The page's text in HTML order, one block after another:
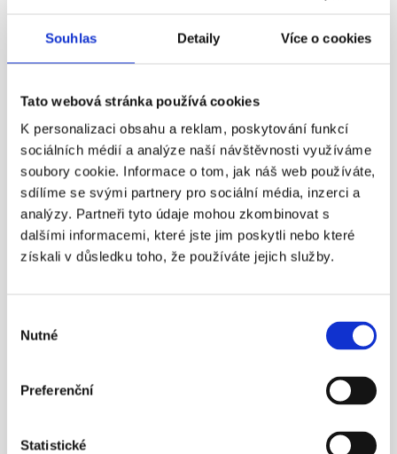
Souhlas Detaily Více o cookies
Tato webová stránka používá cookies
K personalizaci obsahu a reklam, poskytování funkcí
sociálních médií a analýze naší návštěvnosti využíváme
soubory cookie. Informace o tom, jak náš web používáte,
sdílíme se svými partnery pro sociální média, inzerci a
analýzy. Partneři tyto údaje mohou zkombinovat s
dalšími informacemi, které jste jim poskytli nebo které
získali v důsledku toho, že používáte jejich služby.
souhlasu
Nutné
Preferenční
Statistické
¶
Státní důchod? Důchodový věk
nestačí!
Nezapomínejme ani na novinku – možnost mít
zároveň dvě penzijní smlouvy.
23. 4. 2016